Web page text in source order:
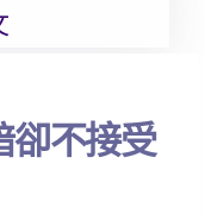
卻不接受